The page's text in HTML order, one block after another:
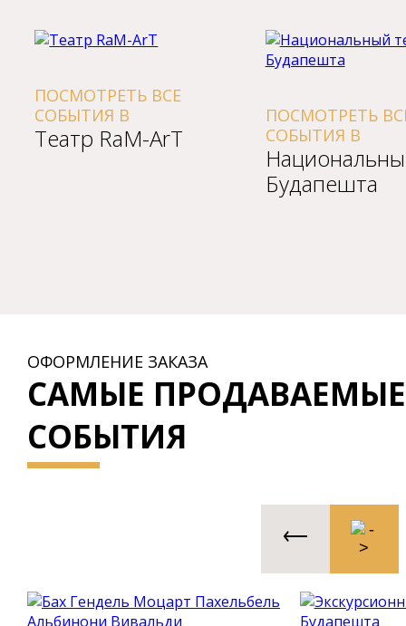
ПОСМОТРЕТЬ ВСЕ
СОБЫТИЯ В
Театр RaM-ArT
ПОСМОТРЕТЬ
СОБЫТИЯ В
Будапешта
ОФОРМЛЕНИЕ ЗАКАЗА
САМЫЕ ПРОДАВАЕМЫЕ
СОБЫТИЯ